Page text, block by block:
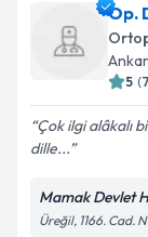
Prof. Dr.
talebi
için bir
E-posta
Op.
5 (7
Çok ilgi alâkalı
dille...
Mamak Devlet
Üreğil, 1166. Cad.